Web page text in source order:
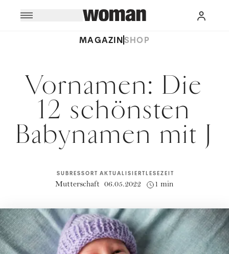
MAGAZINSHOP
Vornamen: Die
12 schönsten
Babynamen mit J
SUBRESSORT
Mutterschaft
AKTUALISIERT
06.05.2022
LESEZEIT
1 min